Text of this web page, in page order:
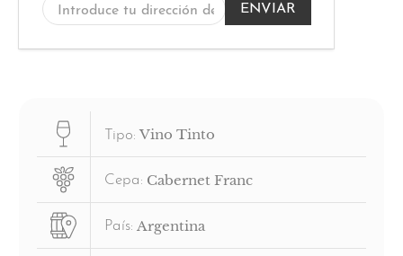
correo
electrónico...
Tipo: Vino Tinto
Cepa: Cabernet Franc
País: Argentina